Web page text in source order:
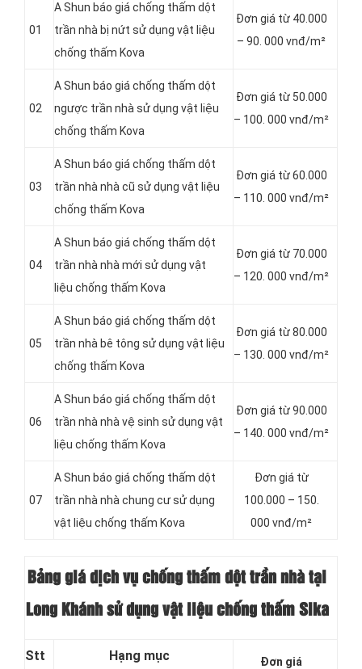
01
A Shun báo giá chống thấm dột
trần nhà bị nứt sử dụng vật liệu
chống thấm Kova
Đơn giá từ 40.000
– 90. 000 vnđ/m²
02
A Shun báo giá chống thấm dột
ngược trần nhà sử dụng vật liệu
chống thấm Kova
Đơn giá từ 50.000
– 100. 000 vnđ/m²
03
A Shun báo giá chống thấm dột
trần nhà nhà cũ sử dụng vật liệu
chống thấm Kova
Đơn giá từ 60.000
– 110. 000 vnđ/m²
04
A Shun báo giá chống thấm dột
trần nhà nhà mới sử dụng vật
liệu chống thấm Kova
Đơn giá từ 70.000
– 120. 000 vnđ/m²
05
A Shun báo giá chống thấm dột
trần nhà bê tông sử dụng vật liệu
chống thấm Kova
Đơn giá từ 80.000
– 130. 000 vnđ/m²
06
A Shun báo giá chống thấm dột
trần nhà nhà vệ sinh sử dụng vật
liệu chống thấm Kova
Đơn giá từ 90.000
– 140. 000 vnđ/m²
07
A Shun báo giá chống thấm dột
trần nhà nhà chung cư sử dụng
vật liệu chống thấm Kova
Đơn giá từ
100.000 – 150.
000 vnđ/m²
Bảng giá dịch vụ chống thấm dột trần nhà tại
Long Khánh sử dụng vật liệu chống thấm Sika
Stt Hạng mục Đơn giá